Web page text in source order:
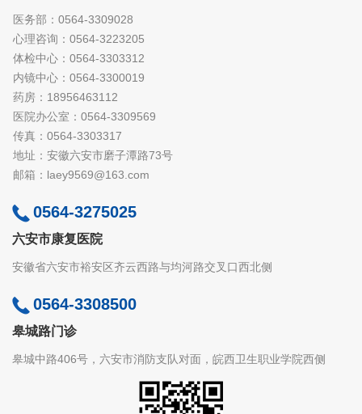
医务部：0564-3309028
心理咨询：0564-3223205
体检中心：0564-3303312
内镜中心：0564-3300019
药房：18956463112
医院办公室：0564-3309569
传真：0564-3303317
地址：安徽六安市磨子潭路73号
邮箱：laey9569@163.com
0564-3275025
六安市康复医院
安徽省六安市裕安区齐云西路与均河路交叉口西北侧
0564-3308500
皋城路门诊
皋城中路406号，六安市消防支队对面，皖西卫生职业学院西侧